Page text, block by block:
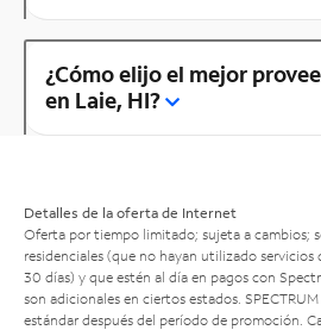
¿Cómo elijo el mejor
en Laie, HI?
Detalles de la oferta de Internet
Oferta por tiempo limitado; sujeta a cambios;
residenciales (que no hayan utilizado
30 días) y que estén al día en pagos con
son adicionales en ciertos estados.
estándar después del período de promoción.